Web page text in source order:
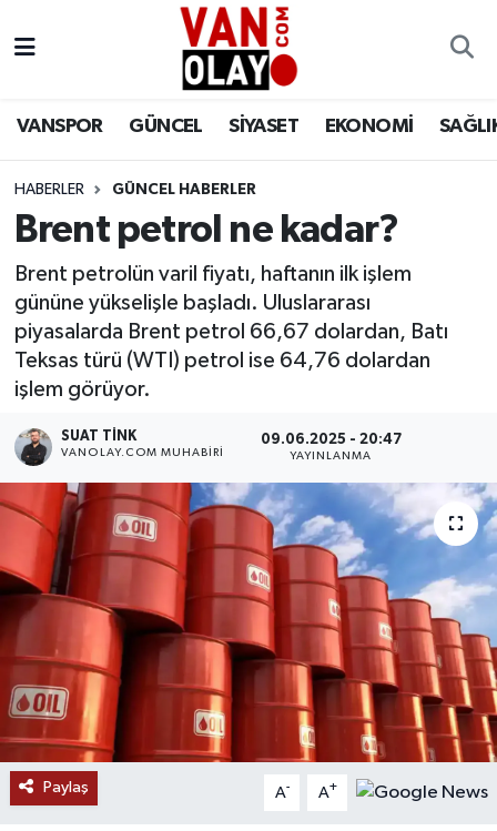
VANSPOR GÜNCEL SİYASET EKONOMİ
HABERLER GÜNCEL HABERLER
Brent petrol ne kadar?
Brent petrolün varil fiyatı, haftanın ilk işlem
gününe yükselişle başladı. Uluslararası
piyasalarda Brent petrol 66,67 dolardan, Batı
Teksas türü (WTI) petrol ise 64,76 dolardan
işlem görüyor.
SUAT TINK
VANOLAY.COM MUHABIRI
09.06.2025 - 20:47
YAYINLANMA
Paylaş A- A+
Siyaset
Ekonomi
Sağlık
Eğitim
Bilim & Teknoloji
Dünya
RESMİ İLANLAR
Van Nöbetçi Eczaneler
Van Namaz Vakitleri
Van Trafik Yoğunluk Haritası
Süper Lig Puan Durumu ve Fikstür
Tüm Manşetler
Son Dakika Haberleri
Haber Arşivi